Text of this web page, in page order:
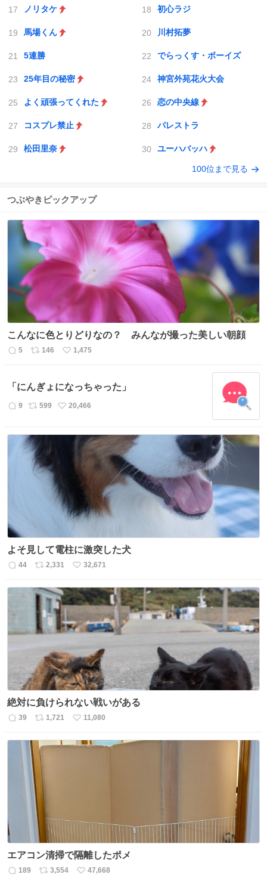
ノリタケ 初心ラジ
馬場くん 川村拓夢
5連勝 でらっくす・ボーイズ
25年目の秘密 神宮外苑花火大会
よく頑張ってくれた 恋の中央線
コスプレ禁止 パレストラ
松田里奈 ユーハバッハ
100位まで見る
つぶやきピックアップ
こんなに色とりどりなの？ みんなが撮った美しい朝顔
返
数
5
リ
ス
ト
数
146
い
ね
数
1,475
「にんぎょになっちゃった」
返
数
9
リ
ス
ト
数
599
い
ね
20,466
よそ見して電柱に激突した犬
返
数
44
リ
ス
ト
数
2,331
い
ね
数
32,671
絶対に負けられない戦いがある
返
39
リ
ス
ト
数
1,721
い
ね
11,080
エアコン清掃で隔離したポメ
返
189
リ
3,554
い
47,668